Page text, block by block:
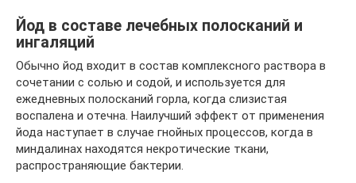
Йод в составе лечебных полосканий и
ингаляций
Обычно йод входит в состав комплексного раствора в
сочетании с солью и содой, и используется для
ежедневных полосканий горла, когда слизистая
воспалена и отечна. Наилучший эффект от применения
йода наступает в случае гнойных процессов, когда в
миндалинах находятся некротические ткани,
распространяющие бактерии.